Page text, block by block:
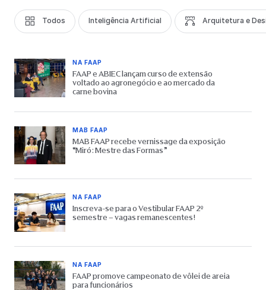
Todos Inteligência Artificial Arquitetura e
NA FAAP
FAAP e ABIEC lançam curso de extensão
voltado ao agronegócio e ao mercado da
carne bovina
MAB FAAP
MAB FAAP recebe vernissage da exposição
“Miró: Mestre das Formas”
NA FAAP
Inscreva-se para o Vestibular FAAP 2º
semestre – vagas remanescentes!
NA FAAP
FAAP promove campeonato de vôlei de areia
para funcionários